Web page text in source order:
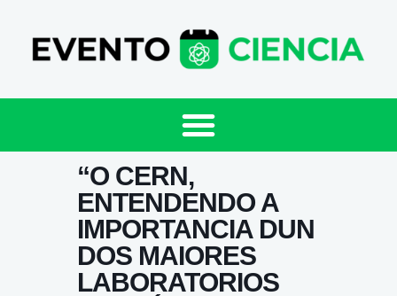
“O CERN,
ENTENDENDO A
IMPORTANCIA DUN
DOS MAIORES
LABORATORIOS